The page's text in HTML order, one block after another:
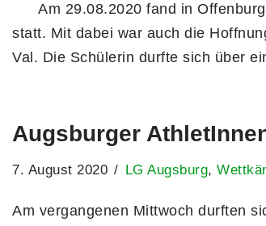
Am 29.08.2020 fand in Offenburg
statt. Mit dabei war auch die
Val. Die Schülerin durfte sich über
Augsburger
7. August 2020 LG Augsburg,
Am vergangenen Mittwoch durften